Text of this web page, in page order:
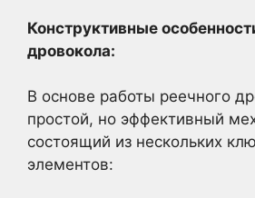
Конструктивные
дровокола:
В основе работы реечного
простой, но эффективный
состоящий из нескольких
элементов: